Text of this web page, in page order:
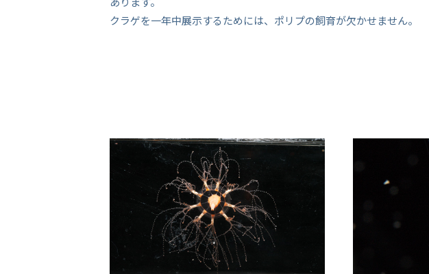
クラゲを一年中展示するためには、ポリプの飼育が欠かせません。